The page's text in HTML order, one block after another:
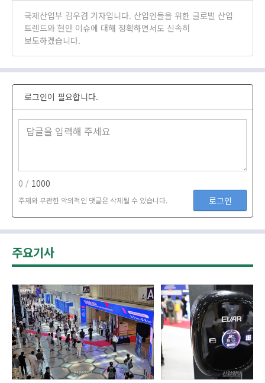
국제산업부 김우겸 기자입니다. 산업인들을 위한 글로벌 산업
트렌드와 현안 이슈에 대해 정확하면서도 신속히
보도하겠습니다.
로그인이 필요합니다.
0 / 1000
주제와 무관한 악의적인 댓글은 삭제될 수 있습니다. 로그인
주요기사